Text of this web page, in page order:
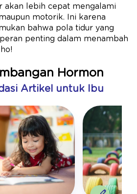
akan lebih cepat mengalami
motorik. Ini karena
bahwa pola tidur yang
penting dalam menambah
Hormon
Artikel untuk Ibu